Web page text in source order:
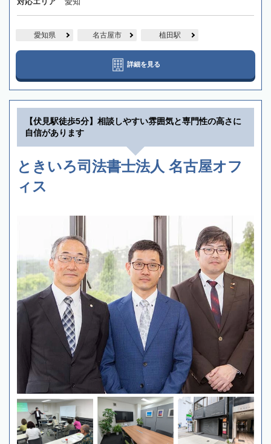
愛知県 名古屋市 植田駅
詳細を見る
【伏見駅徒歩5分】相談しやすい雰囲気と専門性の高さに
自信があります
ときいろ司法書士法人 名古屋オフ
ィス